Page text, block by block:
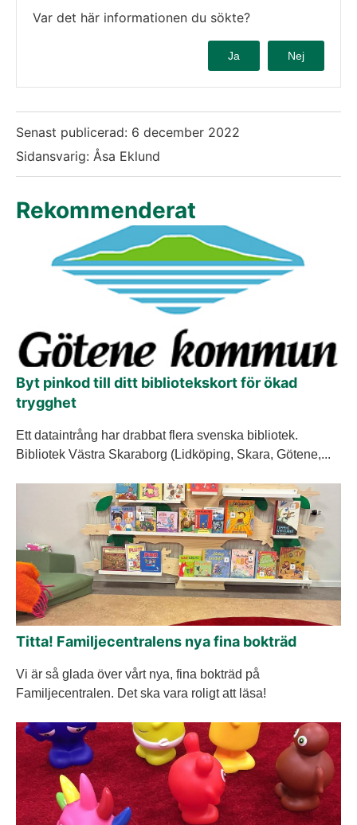
Var det här informationen du sökte?
Ja Nej
Senast publicerad: 6 december 2022
Sidansvarig: Åsa Eklund
Rekommenderat
Byt pinkod till ditt bibliotekskort för ökad
trygghet
Ett dataintrång har drabbat flera svenska bibliotek.
Bibliotek Västra Skaraborg (Lidköping, Skara, Götene,...
Titta! Familjecentralens nya fina bokträd
Vi är så glada över vårt nya, fina bokträd på
Familjecentralen. Det ska vara roligt att läsa!